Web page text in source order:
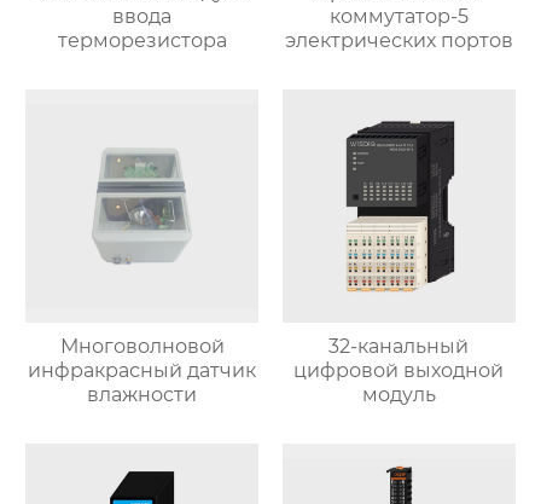
ввода
терморезистора
коммутатор-5
электрических портов
Многоволновой
инфракрасный датчик
влажности
32-канальный
цифровой выходной
модуль